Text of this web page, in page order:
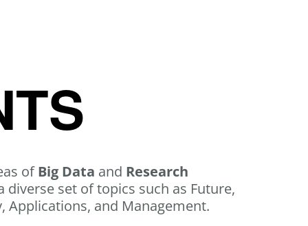
of Big Data and Research
diverse set of topics such as Future,
Applications, and Management.